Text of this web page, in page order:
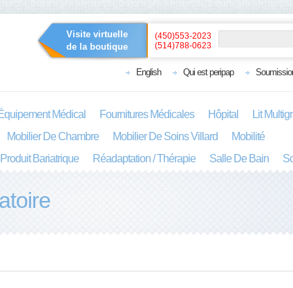
Visite virtuelle
de la boutique
English Qui est peripap
(450)553-2023
(514)788-0623
Médical Fournitures Médicales Hôpital
Lit
Mobilier De Chambre
Mobilier De Soins Villard
Mobilité
Produit Bariatrique
Réadaptation / Thérapie Salle De Bain